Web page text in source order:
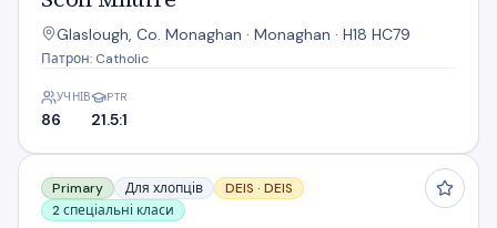
Glaslough, Co. Monaghan · Monaghan · H18 HC79
Патрон: Catholic
УЧНІВ
86
PTR
21.5:1
Scoil Mhuire Bns
Primary Для хлопців DEIS · DEIS
2 спеціальні класи